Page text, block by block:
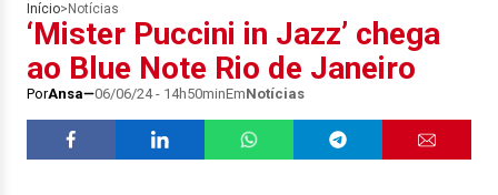
Início> Notícias
‘Mister Puccini in Jazz’ chega
ao Blue Note Rio de Janeiro
PorAnsa 06/06/24 - 14h50minEmNotícias